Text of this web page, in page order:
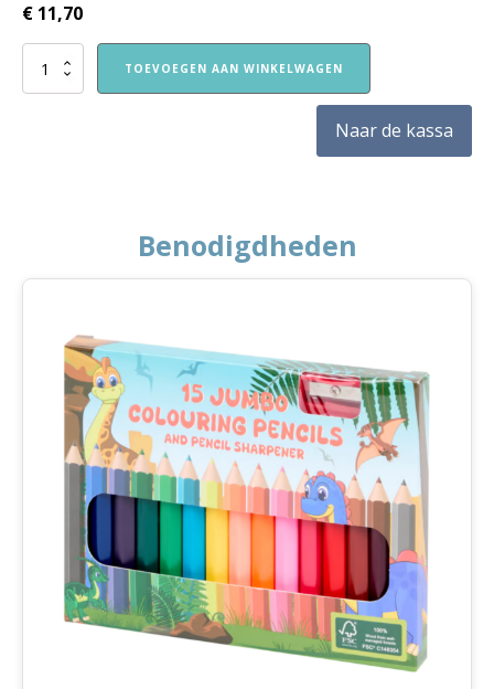
€ 11,70
VVE
TOEVOEGEN AAN WINKELWAGEN
Naar de kassa
Benodigdheden